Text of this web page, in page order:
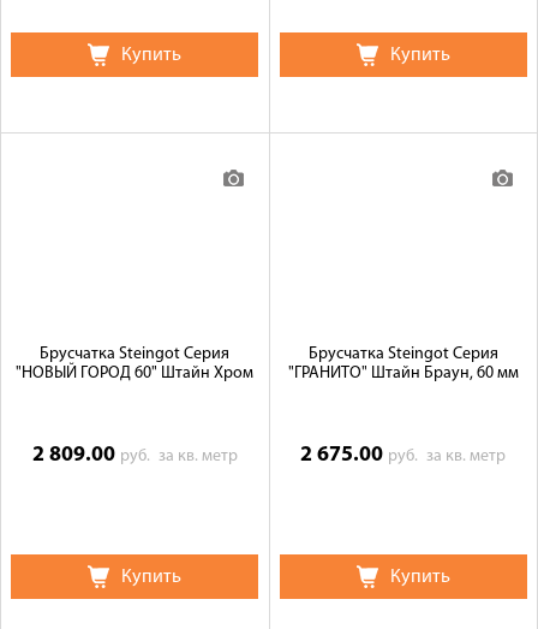
Купить Купить
Брусчатка Steingot Серия
"НОВЫЙ ГОРОД 60" Штайн Хром
2 809.00 руб. за кв. метр
Купить
Брусчатка Steingot Серия
"ГРАНИТО" Штайн Браун, 60 мм
2 675.00 руб.за кв. метр
Купить